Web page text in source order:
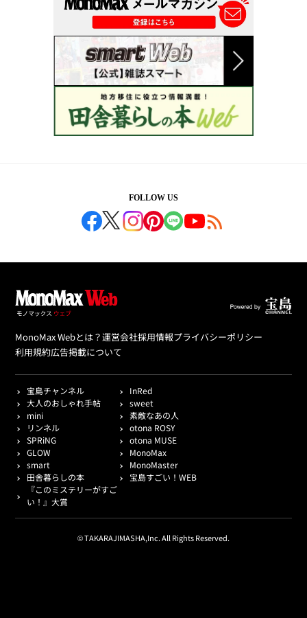
FOLLOW US
MonoMax Webとは？運営会社採用情報プライバシーポリシー
利用規約広告掲載について
宝島チャンネル
InRed
大人のおしゃれ手帖
sweet
mini
素敵なあの人
リンネル
otona ROSY
SPRiNG
otona MUSE
GLOW
MonoMax
smart
MonoMaster
田舎暮らしの本
宝島すごい！WEB
『このミステリーがすご
い！』大賞
© TAKARAJIMASHA,Inc. All Rights Reserved.